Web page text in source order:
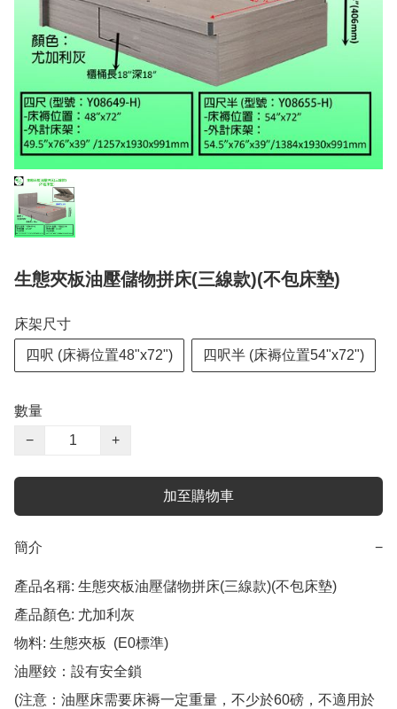
生態夾板油壓儲物拼床(三線款)(不包床墊)
床架尺寸
四呎 (床褥位置48"x72") 四呎半 (床褥位置54"x72")
數量
−
+
加至購物車
簡介 −
產品名稱: 生態夾板油壓儲物拼床(三線款)(不包床墊)
產品顏色: 尤加利灰
物料: 生態夾板  (E0標準)
油壓鉸：設有安全鎖
(注意：油壓床需要床褥一定重量，不少於60磅，不適用於